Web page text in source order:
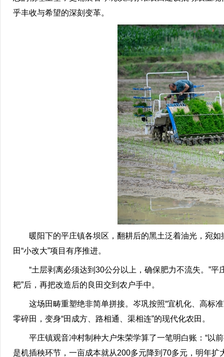
乎丰收与希望的深刻变革。
暖阳下的平庄镇各坝区，翻耕后的黑土泛着油光，宛如
田“小改大”项目有序推进。
“土层剥离必须达到30公分以上，确保肥力不流失。”平
耙”后，再把改造后的良田交到农户手中。
这场田畴重塑绝非简单拼接。岑巩按照“宜机化、高标准
零碎田，变身“田成方、路相通、渠相连”的现代化农田。
平庄镇观音冲村制种大户朱荣学算了一笔明白账：“以
是机插秧环节，一亩成本就从200多元降到70多元，明年扩